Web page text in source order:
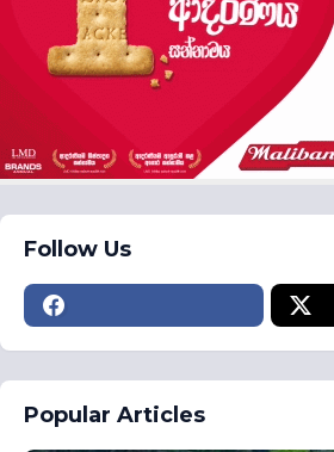
Follow Us
Popular Articles